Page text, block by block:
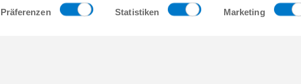
Präferenzen Statistiken Marketing
Fourniture / téléchargement de
données
l'environnement
Zimmer Group Awards